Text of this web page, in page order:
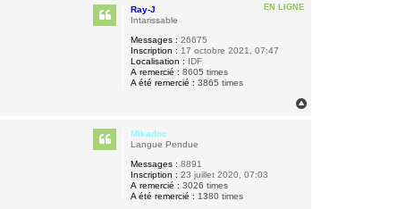
EN LIGNE
Ray-J
Intarissable
Messages : 26675
Inscription : 17 octobre 2021, 07:47
Localisation : IDF
A remercié : 8605 times
A été remercié : 3865 times
Mikadoc
Langue Pendue
Messages : 8891
Inscription : 23 juillet 2020, 07:03
A remercié : 3026 times
A été remercié : 1380 times